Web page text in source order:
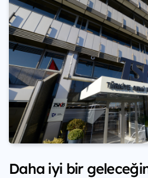
Daha iyi bir